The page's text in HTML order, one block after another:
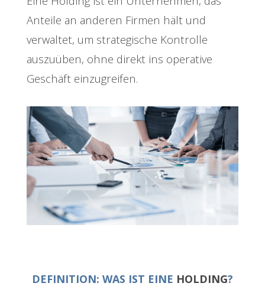
Anteile an anderen Firmen hält und
verwaltet, um strategische Kontrolle
auszuüben, ohne direkt ins operative
Geschäft einzugreifen.
DEFINITION: WAS IST EINE HOLDING?